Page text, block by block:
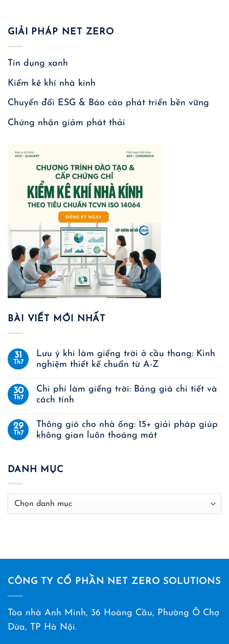
GIẢI PHÁP NET ZERO
Tín dụng xanh
Kiểm kê khí nhà kính
Chuyển đổi ESG & Báo cáo phát triển bền vững
Chứng nhận giảm phát thải
BÀI VIẾT MỚI NHẤT
31
Th7
Lưu ý khi làm giếng trời ở cầu thang: Kinh
nghiệm thiết kế chuẩn từ A-Z
30
Th7
Chi phí làm giếng trời: Bảng giá chi tiết và
cách tính
29
Th7
Thông gió cho nhà ống: 15+ giải pháp giúp
không gian luôn thoáng mát
DANH MỤC
Danh
mục
CÔNG TY CỔ PHẦN NET ZERO SOLUTIONS
Tòa nhà Anh Minh, 36 Hoàng Cầu, Phường Ô Chợ
Dừa, TP Hà Nội.